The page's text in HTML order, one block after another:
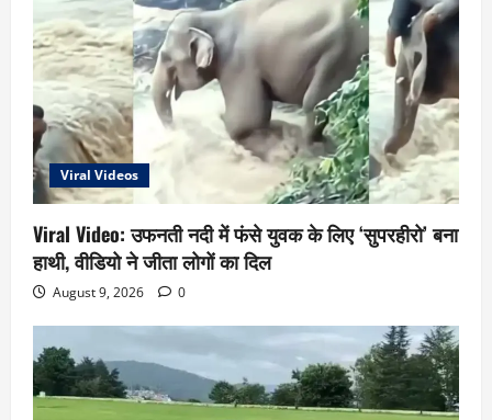
Viral Videos
Viral Video: उफनती नदी में फंसे युवक के लिए ‘सुपरहीरो’ बना
हाथी, वीडियो ने जीता लोगों का दिल
August 9, 2026 0